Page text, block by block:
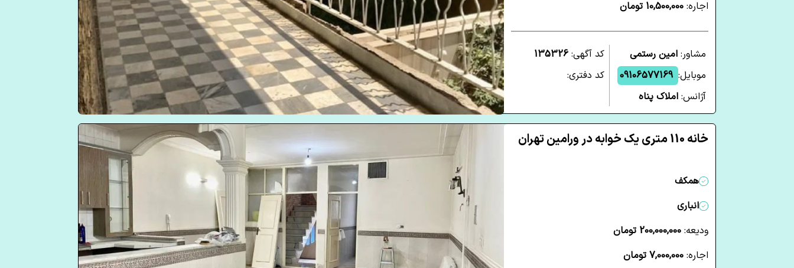
اجاره: 10,500,000 تومان
مشاور: امین رستمی
موبایل: 09106577169
آژانس: املاک پناه
کد آگهی: 135326
کد دفتری:
خانه 110 متری یک خوابه در ورامین تهران
همکف
انباری
ودیعه: 200,000,000 تومان
اجاره: 7,000,000 تومان